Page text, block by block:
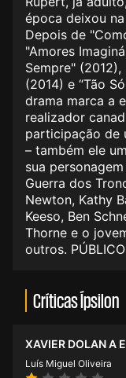
época deixou
Depois de
"Amores
Sempre"
(2014) e “Tão
drama marca a
realizador
participação de
– também ele
sua
Guerra dos
Newton, Kathy
Keeso, Ben
Thorne e o
outros. PÚBLICO
Críticas Ípsilon
XAVIER DOLAN A
Luís Miguel Oliveira